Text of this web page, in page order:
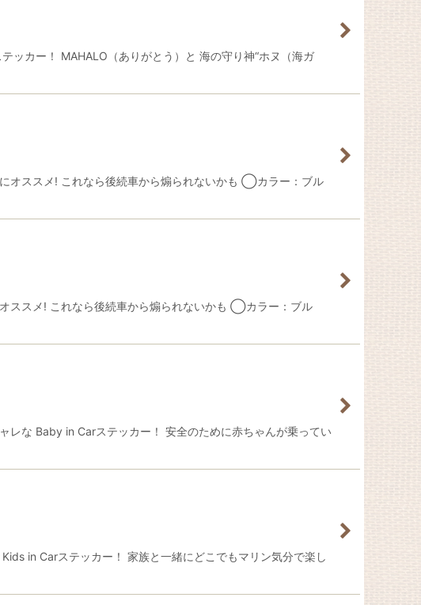
ッカー！ MAHALO（ありがとう）と 海の守り神“ホヌ（海ガ
オススメ! これなら後続車から煽られないかも ◯カラー：ブル
ススメ! これなら後続車から煽られないかも ◯カラー：ブル
レな Baby in Carステッカー！ 安全のために赤ちゃんが乗ってい
in Carステッカー！ 家族と一緒にどこでもマリン気分で楽し